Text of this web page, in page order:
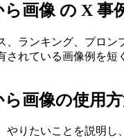
画像 の X 事
、ランキング、プロン
されている画像例を短
画像の使用
やりたいことを説明し